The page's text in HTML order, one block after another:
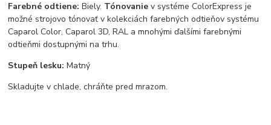
Farebné odtiene: Biely. Tónovanie v systéme ColorExpress je
možné strojovo tónovať v kolekciách farebných odtieňov systému
Caparol Color, Caparol 3D, RAL a mnohými ďalšími farebnými
odtieňmi dostupnými na trhu.
Stupeň lesku: Matný
Skladujte v chlade, chráňte pred mrazom.